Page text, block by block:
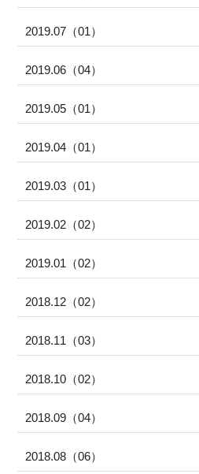
2019.07（01）
2019.06（04）
2019.05（01）
2019.04（01）
2019.03（01）
2019.02（02）
2019.01（02）
2018.12（02）
2018.11（03）
2018.10（02）
2018.09（04）
2018.08（06）